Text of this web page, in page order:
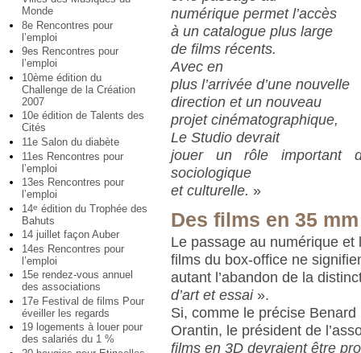
Monde
8e Rencontres pour
l’emploi
9es Rencontres pour
l’emploi
10ème édition du
Challenge de la Création
2007
10e édition de Talents des
Cités
11e Salon du diabète
11es Rencontres pour
l’emploi
13es Rencontres pour
l’emploi
14e édition du Trophée des
Bahuts
14 juillet façon Auber
14es Rencontres pour
l’emploi
15e rendez-vous annuel
des associations
17e Festival de films Pour
éveiller les regards
19 logements à louer pour
des salariés du 1 %
numérique permet l’accès
à un catalogue plus large
de films récents.
Avec en
plus l’arrivée d’une nouvelle
direction et un nouveau
projet cinématographique,
Le Studio devrait
jouer un rôle important
sociologique
et culturelle. »
Des films en 35
Le passage au numérique et
films du box-office ne
autant l’abandon de la
d’art et essai».
Si, comme le précise Benard
Orantin, le président de
films en 3D devraient être